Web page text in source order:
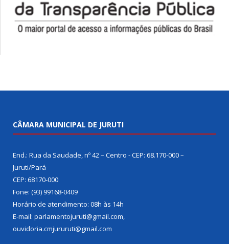
CÂMARA MUNICIPAL DE JURUTI
End.: Rua da Saudade, nº 42 – Centro - CEP: 68.170-000 –
Juruti/Pará
CEP: 68170-000
Fone: (93) 99168-0409
Horário de atendimento: 08h às 14h
E-mail: parlamentojuruti@gmail.com,
ouvidoria.cmjururuti@gmail.com